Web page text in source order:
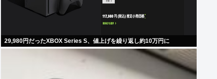
29,980円だったXBOX Series S、値上げを繰り返し約10万円に